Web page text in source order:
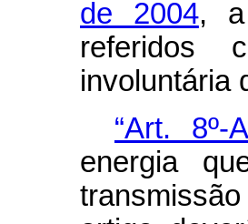
de 2004, a
referidos
involuntária
“Art. 8º-A
energia